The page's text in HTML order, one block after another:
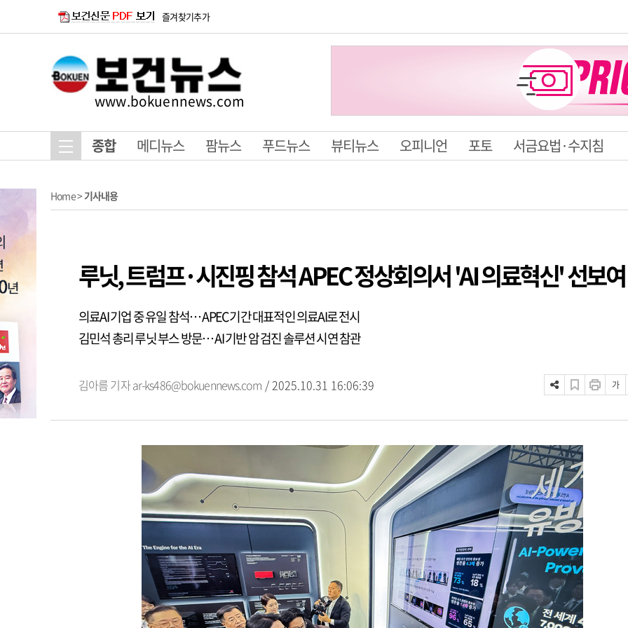
즐겨찾기추가
www.bokuennews.com
종합 메디뉴스 팜뉴스 푸드뉴스 뷰티뉴스 오피니언 포토 서금요법·수지침
Home>기사내용
루닛, 트럼프·시진핑 참석 APEC 정상회의서 'AI 의료혁신' 선보여
의료AI 기업 중 유일 참석… APEC 기간 대표적인 의료AI로 전시
김민석 총리 루닛 부스 방문… AI 기반 암 검진 솔루션 시연 참관
김아름 기자ar-ks486@bokuennews.com / 2025.10.31 16:06:39 가